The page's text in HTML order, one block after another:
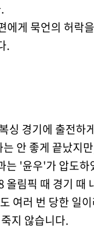
에게 묵언의 허락
.
싱 경기에 출전하
안 좋게 끝났지
는 '윤우'가 압도
림픽 때 경기 때
여러 번 당한 일
지 않습니다.